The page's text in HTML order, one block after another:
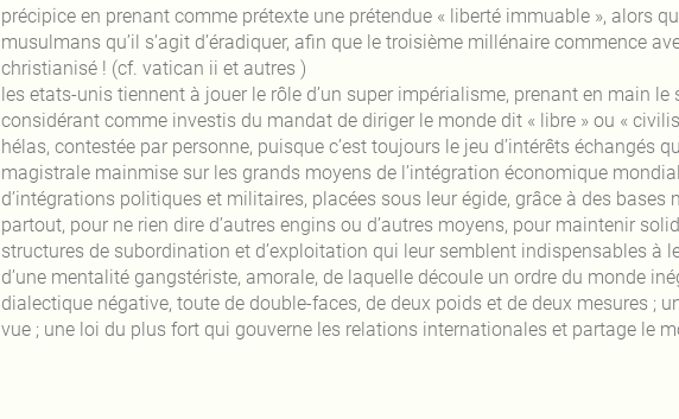
précipice en prenant comme prétexte une prétendue « liberté immuable », alors
musulmans qu’il s’agit d’éradiquer, afin que le troisième millénaire commence
christianisé ! (cf. vatican ii et autres )
les etats-unis tiennent à jouer le rôle d’un super impérialisme, prenant en main
considérant comme investis du mandat de diriger le monde dit « libre » ou «
hélas, contestée par personne, puisque c’est toujours le jeu d’intérêts échangés
magistrale mainmise sur les grands moyens de l’intégration économique
d’intégrations politiques et militaires, placées sous leur égide, grâce à des
partout, pour ne rien dire d’autres engins ou d’autres moyens, pour maintenir
structures de subordination et d’exploitation qui leur semblent indispensables à
d’une mentalité gangstériste, amorale, de laquelle découle un ordre du monde
dialectique négative, toute de double-faces, de deux poids et de deux mesures ;
vue ; une loi du plus fort qui gouverne les relations internationales et partage le